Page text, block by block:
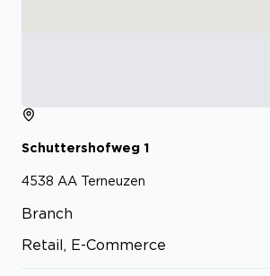
Schuttershofweg 1
4538 AA Terneuzen
Branch
Retail, E-Commerce